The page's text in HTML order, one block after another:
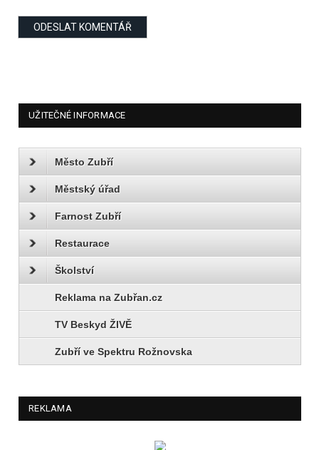
UŽITEČNÉ INFORMACE
Město Zubří
Městský úřad
Farnost Zubří
Restaurace
Školství
Reklama na Zubřan.cz
TV Beskyd ŽIVĚ
Zubří ve Spektru Rožnovska
REKLAMA